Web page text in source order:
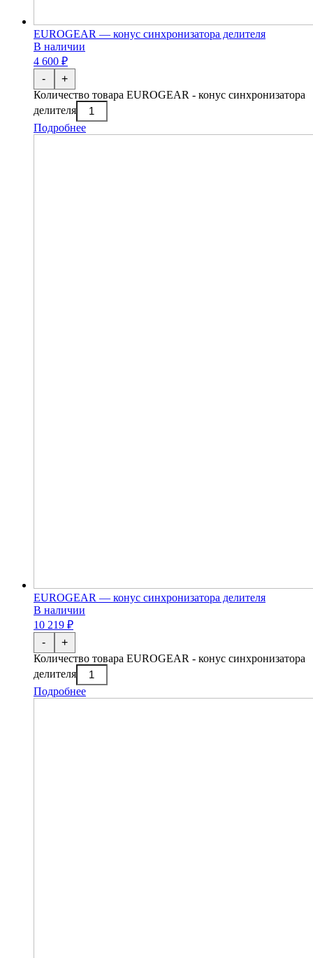
EUROGEAR — конус синхронизатора делителя
В наличии
4 600 ₽
-
Количество товара EUROGEAR - конус синхронизатора
делителя
+
Подробнее
EUROGEAR — конус синхронизатора делителя
В наличии
10 219 ₽
-
Количество товара EUROGEAR - конус синхронизатора
делителя
+
Подробнее